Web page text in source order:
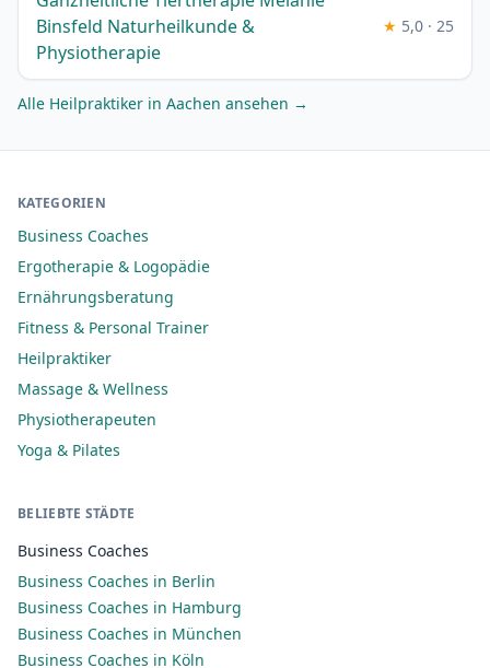
Binsfeld Naturheilkunde &
Physiotherapie
★ 5,0 · 25
Alle Heilpraktiker in Aachen ansehen →
KATEGORIEN
Business Coaches
Ergotherapie & Logopädie
Ernährungsberatung
Fitness & Personal Trainer
Heilpraktiker
Massage & Wellness
Physiotherapeuten
Yoga & Pilates
BELIEBTE STÄDTE
Business Coaches
Business Coaches in Berlin
Business Coaches in Hamburg
Business Coaches in München
Business Coaches in Köln